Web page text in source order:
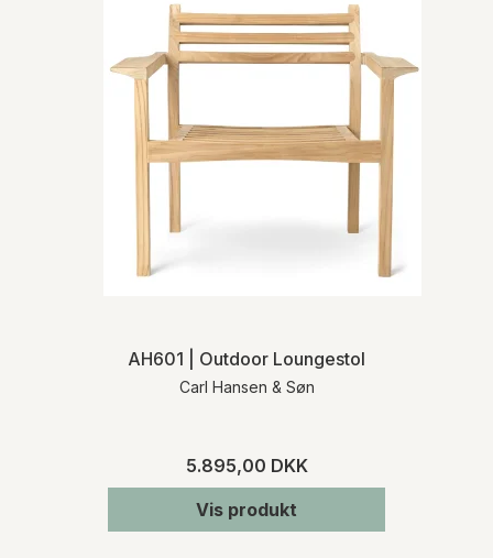
AH601 | Outdoor Loungestol
Carl Hansen & Søn
5.895,00 DKK
Vis produkt